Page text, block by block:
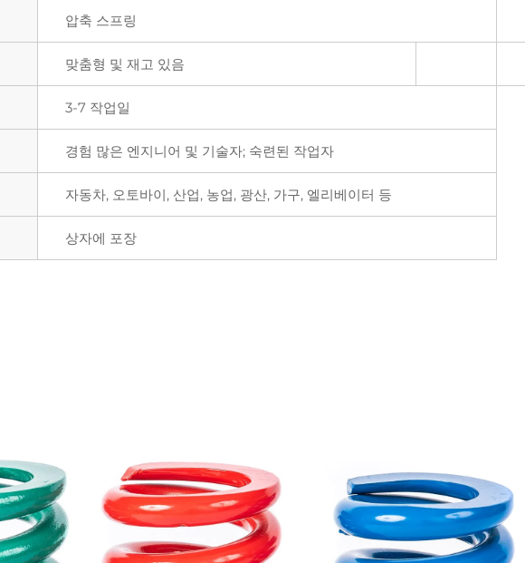
압축 스프링
맞춤형 및 재고 있음
3-7 작업일
경험 많은 엔지니어 및 기술자; 숙련된 작업자
자동차, 오토바이, 산업, 농업, 광산, 가구, 엘리베이터 등
상자에 포장